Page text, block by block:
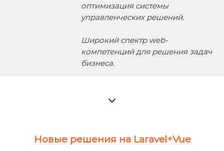
оптимизация системы
управленческих решений.
Широкий спектр web-
компетенций для решения задач
бизнеса.
Новые решения на Laravel+Vue